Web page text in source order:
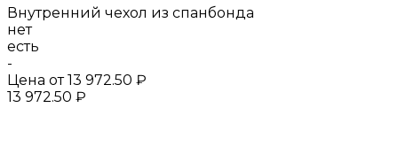
Внутренний чехол из спанбонда
нет
есть
-
Цена от 13 972.50 ₽
13 972.50 ₽